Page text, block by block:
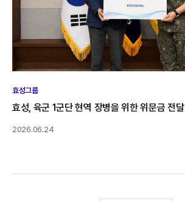
효성그룹
효성, 육군 1군단 현역 장병을 위한 위문금 전달
2026.06.24